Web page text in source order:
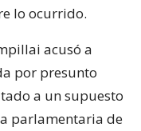
lo ocurrido.
acusó a
por presunto
a un supuesto
parlamentaria de